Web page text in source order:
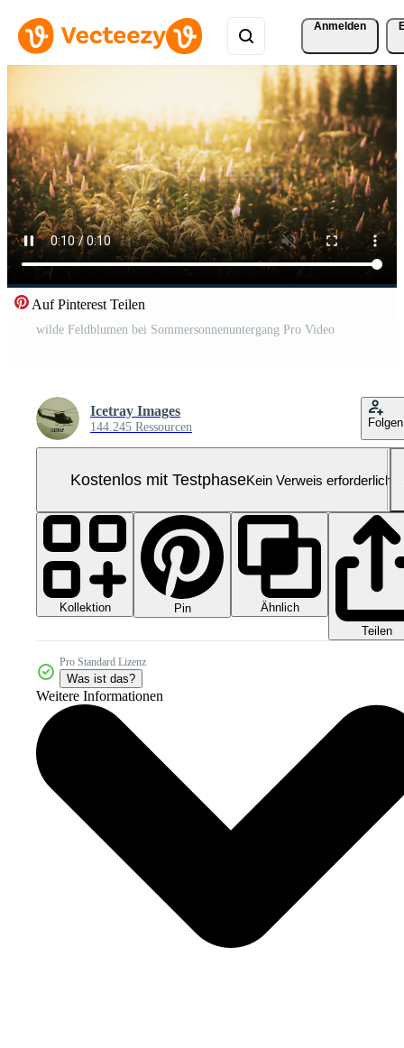
Anmelden
Auf Pinterest Teilen
wilde Feldblumen bei Sommersonnenuntergang Pro Video
Icetray Images
144.245 Ressourcen Folgen
Kostenlos mit TestphaseKein Verweis erforderlich
Kollektion Pin
Ähnlich
Teilen
Pro Standard Lizenz
Was ist das?
Weitere Informationen